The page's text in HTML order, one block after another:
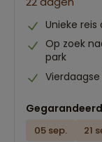
Unieke
Op zoek
park
05 sep. 21